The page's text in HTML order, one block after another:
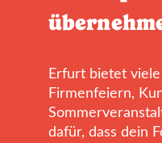
Erfurt bietet
Firmenfeiern,
dafür, dass dein